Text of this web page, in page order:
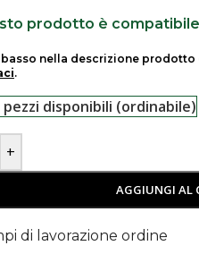
prodotto è
basso nella descrizione
.
pezzi disponibili (ordinabile)
+
AGGIUNGI AL
di lavorazione ordine